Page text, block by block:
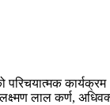
परिचयात्मक
लाल कर्ण,